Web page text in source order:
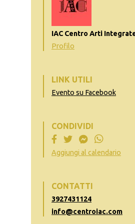
IAC Centro Arti
Profilo
LINK UTILI
Evento su Facebook
CONDIVIDI
Aggiungi al calendario
CONTATTI
3927431124
info@centroiac.com